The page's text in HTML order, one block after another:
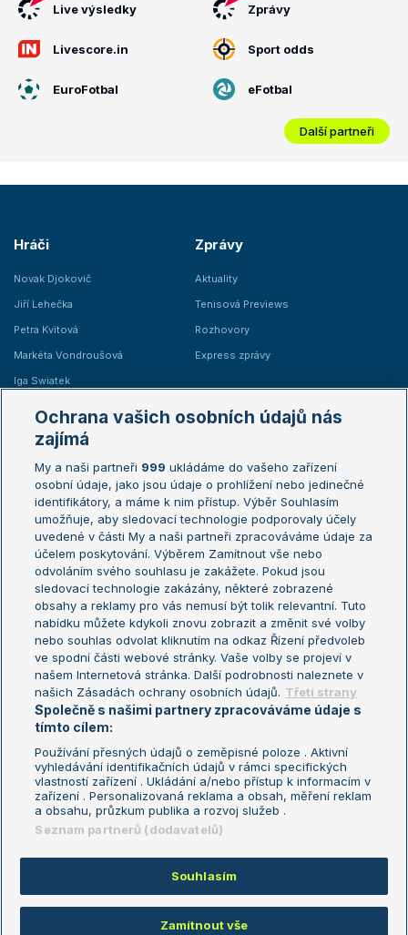
Live výsledky Zprávy
Livescore.in Sport odds
EuroFotbal eFotbal
Další partneři
Hráči
Novak Djokovič
Jiří Lehečka
Petra Kvitová
Markéta Vondroušová
Iga Swiatek
Zprávy
Aktuality
Tenisová Previews
Rozhovory
Express zprávy
Žebříčky
Žebříček ATP (muži)
Žebříček WTA (ženy)
Sázkařský žebříček
Australian Open
French Open
Wimbledon
US Open
Turnaj mistrů
Turnaj mistryň
Aktualní trendy
Fotbalové přestupy
Livesport Daily
LS Prague Open
Podmínky užití
Nastavení soukromí
GDPR a žurnalistika
Reklama
Kontakt
Informace o zpracování osobních
údajů
Copyright © 2008-2026 TenisPortal.cz. Využíváme zpravodajství ČTK.
Ochrana vašich osobních údajů nás
zajímá
My a naši partneři 999 ukládáme do vašeho zařízení
osobní údaje, jako jsou údaje o prohlížení nebo jedinečné
identifikátory, a máme k nim přístup. Výběr Souhlasím
umožňuje, aby sledovací technologie podporovaly účely
uvedené v části My a naši partneři zpracováváme údaje za
účelem poskytování. Výběrem Zamítnout vše nebo
odvoláním svého souhlasu je zakážete. Pokud jsou
sledovací technologie zakázány, některé zobrazené
obsahy a reklamy pro vás nemusí být tolik relevantní. Tuto
nabídku můžete kdykoli znovu zobrazit a změnit své volby
nebo souhlas odvolat kliknutím na odkaz Řízení předvoleb
ve spodní části webové stránky. Vaše volby se projeví v
našem Internetová stránka. Další podrobnosti naleznete v
našich Zásadách ochrany osobních údajů. Třetí strany
Společně s našimi partnery zpracováváme údaje s
tímto cílem:
Používání přesných údajů o zeměpisné poloze . Aktivní
vyhledávání identifikačních údajů v rámci specifických
vlastností zařízení . Ukládání a/nebo přístup k informacím v
zařízení . Personalizovaná reklama a obsah, měření reklam
a obsahu, průzkum publika a rozvoj služeb .
Seznam partnerů (dodavatelů)
Souhlasím
Zamítnout vše